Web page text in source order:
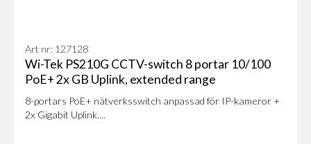
Art nr: 127128
Wi-Tek PS210G CCTV-switch 8 portar 10/100
PoE+ 2x GB Uplink, extended range
8-portars PoE+ nätverksswitch anpassad för IP-kameror +
2x Gigabit Uplink....